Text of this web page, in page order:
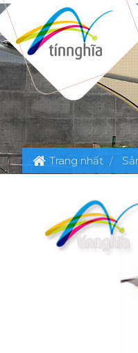
Trang nhất